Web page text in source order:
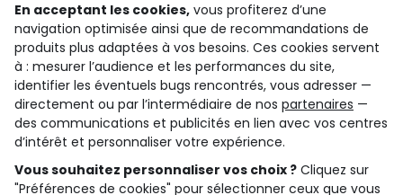
qui sommes-nous ?
besoin d'aide ?
le club fidélité
notre catalogue
En acceptant les cookies, vous profiterez d’une
navigation optimisée ainsi que de recommandations de
produits plus adaptées à vos besoins. Ces cookies servent
à : mesurer l’audience et les performances du site,
identifier les éventuels bugs rencontrés, vous adresser —
directement ou par l’intermédiaire de nos partenaires —
des communications et publicités en lien avec vos centres
d’intérêt et personnaliser votre expérience.
Vous souhaitez personnaliser vos choix ? Cliquez sur
"Préférences de cookies" pour sélectionner ceux que vous